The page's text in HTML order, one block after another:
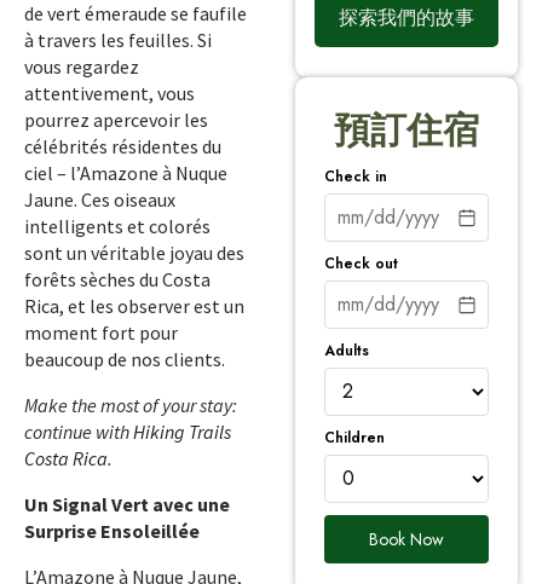
de vert émeraude se faufile
à travers les feuilles. Si
vous regardez
attentivement, vous
pourrez apercevoir les
célébrités résidentes du
ciel – l’Amazone à Nuque
Jaune. Ces oiseaux
intelligents et colorés
sont un véritable joyau des
forêts sèches du Costa
Rica, et les observer est un
moment fort pour
beaucoup de nos clients.
Make the most of your stay:
continue withHiking Trails
Costa Rica.
Un Signal Vert avec une
Surprise Ensoleillée
L’Amazone à Nuque Jaune,
探索我們的故事
預訂住宿
Check in
Check out
Adults
Children
Book Now